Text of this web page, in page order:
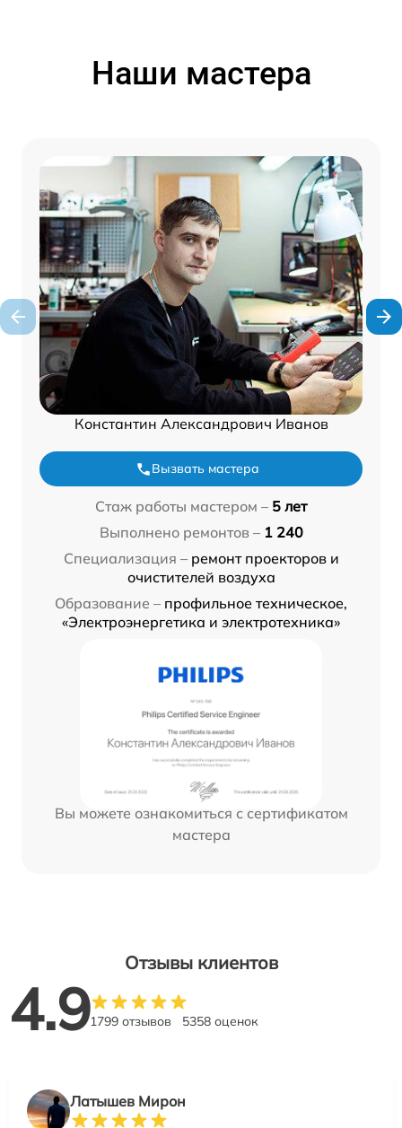
Наши мастера
Константин Александрович Иванов
Вызвать мастера
Стаж работы мастером – 5 лет
Выполнено ремонтов – 1 240
Специализация – ремонт проекторов и
очистителей воздуха
Образование – профильное техническое,
«Электроэнергетика и электротехника»
Вы можете ознакомиться с сертификатом
мастера
Отзывы клиентов
4.91799 отзывов 5358 оценок
Латышев Мирон